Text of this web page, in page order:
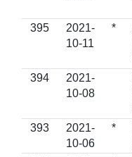
395
2021-
10-11
*
394
2021-
10-08
393
2021-
10-06
*